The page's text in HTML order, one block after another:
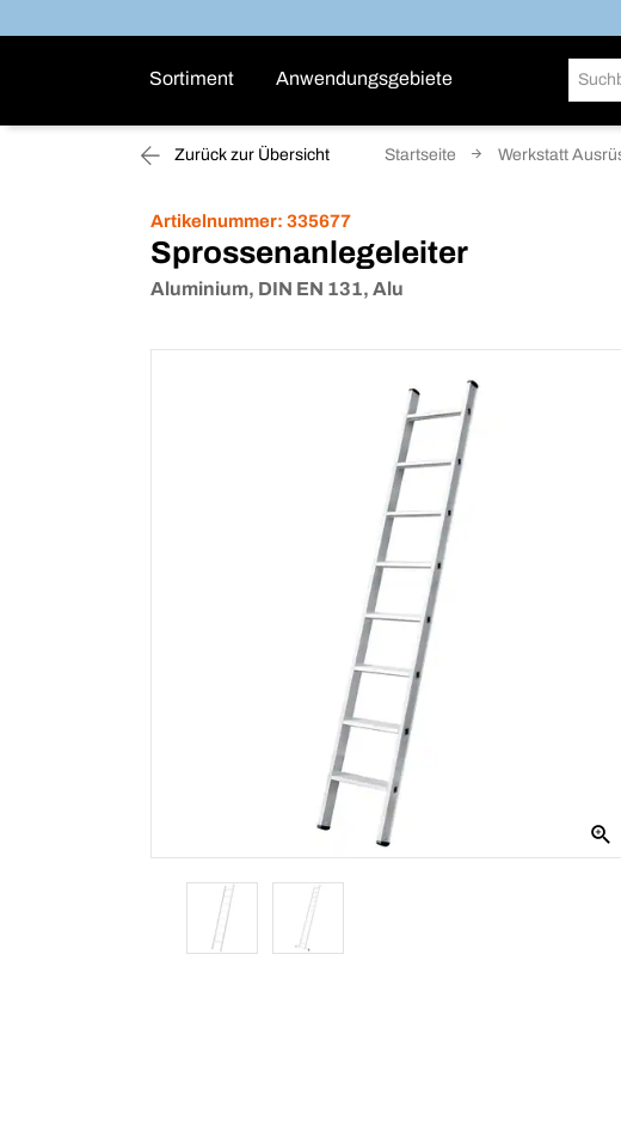
Sortiment Anwendungsgebiete
Zurück zur Übersicht Startseite Werkstatt
Artikelnummer: 335677
Sprossenanlegeleiter
Aluminium, DIN EN 131, Alu